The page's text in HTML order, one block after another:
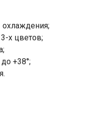
х цветов;
+38°;